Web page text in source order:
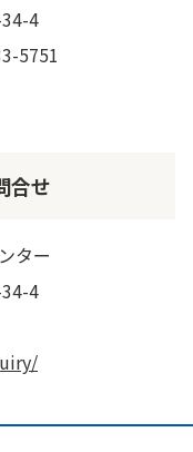
4
5751
合せ
ター
4